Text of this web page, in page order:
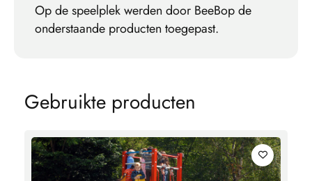
Op de speelplek werden door BeeBop de
onderstaande producten toegepast.
Gebruikte producten